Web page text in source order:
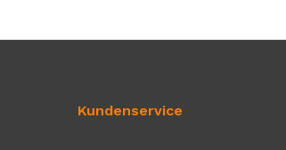
Kundenservice